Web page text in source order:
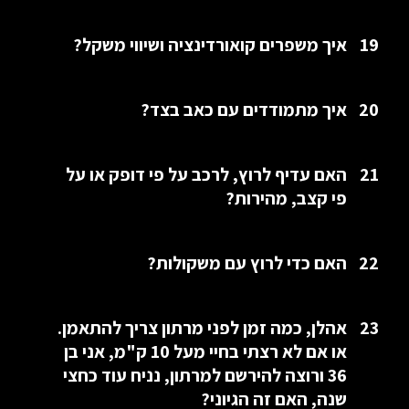
19 איך משפרים קואורדינציה ושיווי משקל?
20 איך מתמודדים עם כאב בצד?
21
האם עדיף לרוץ, לרכב על פי דופק או על
פי קצב, מהירות?
22 האם כדי לרוץ עם משקולות?
23 אהלן, כמה זמן לפני מרתון צריך להתאמן.
או אם לא רצתי בחיי מעל 10 ק"מ, אני בן
36 ורוצה להירשם למרתון, נניח עוד כחצי
שנה, האם זה הגיוני?